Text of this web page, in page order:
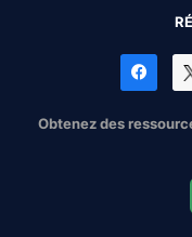
Obtenez des